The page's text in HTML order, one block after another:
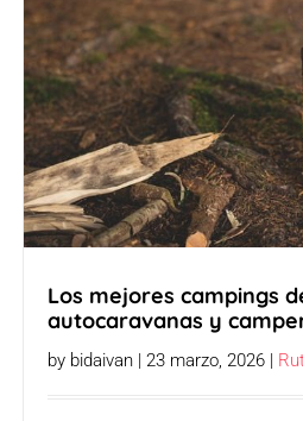
Los mejores campings
autocaravanas y
by bidaivan | 23 marzo, 2026 |